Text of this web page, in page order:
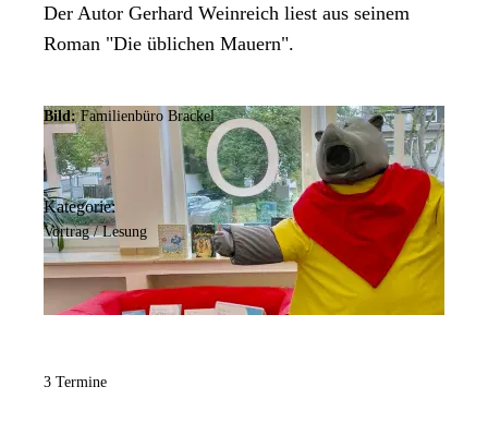
Der Autor Gerhard Weinreich liest aus seinem
Roman "Die üblichen Mauern".
Bild: Familienbüro Brackel
Kategorie:
Vortrag / Lesung
3 Termine